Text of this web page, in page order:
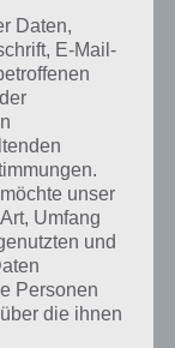
du in der App
du hier stets
mehr?
nicht mehr
94 Prozent fehlt,
Kommentaren
auf die
Daten,
E-Mail-
unser
Umfang
und
Personen
die ihnen